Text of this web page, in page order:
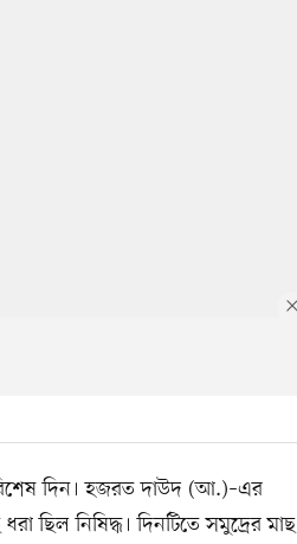
দিন। হজরত দাউদ (আ.)–এর
ছিল নিষিদ্ধ। দিনটিতে সমুদ্রের মাছ